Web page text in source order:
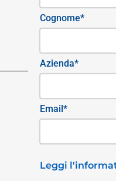
Cognome*
Azienda*
Email*
Leggi